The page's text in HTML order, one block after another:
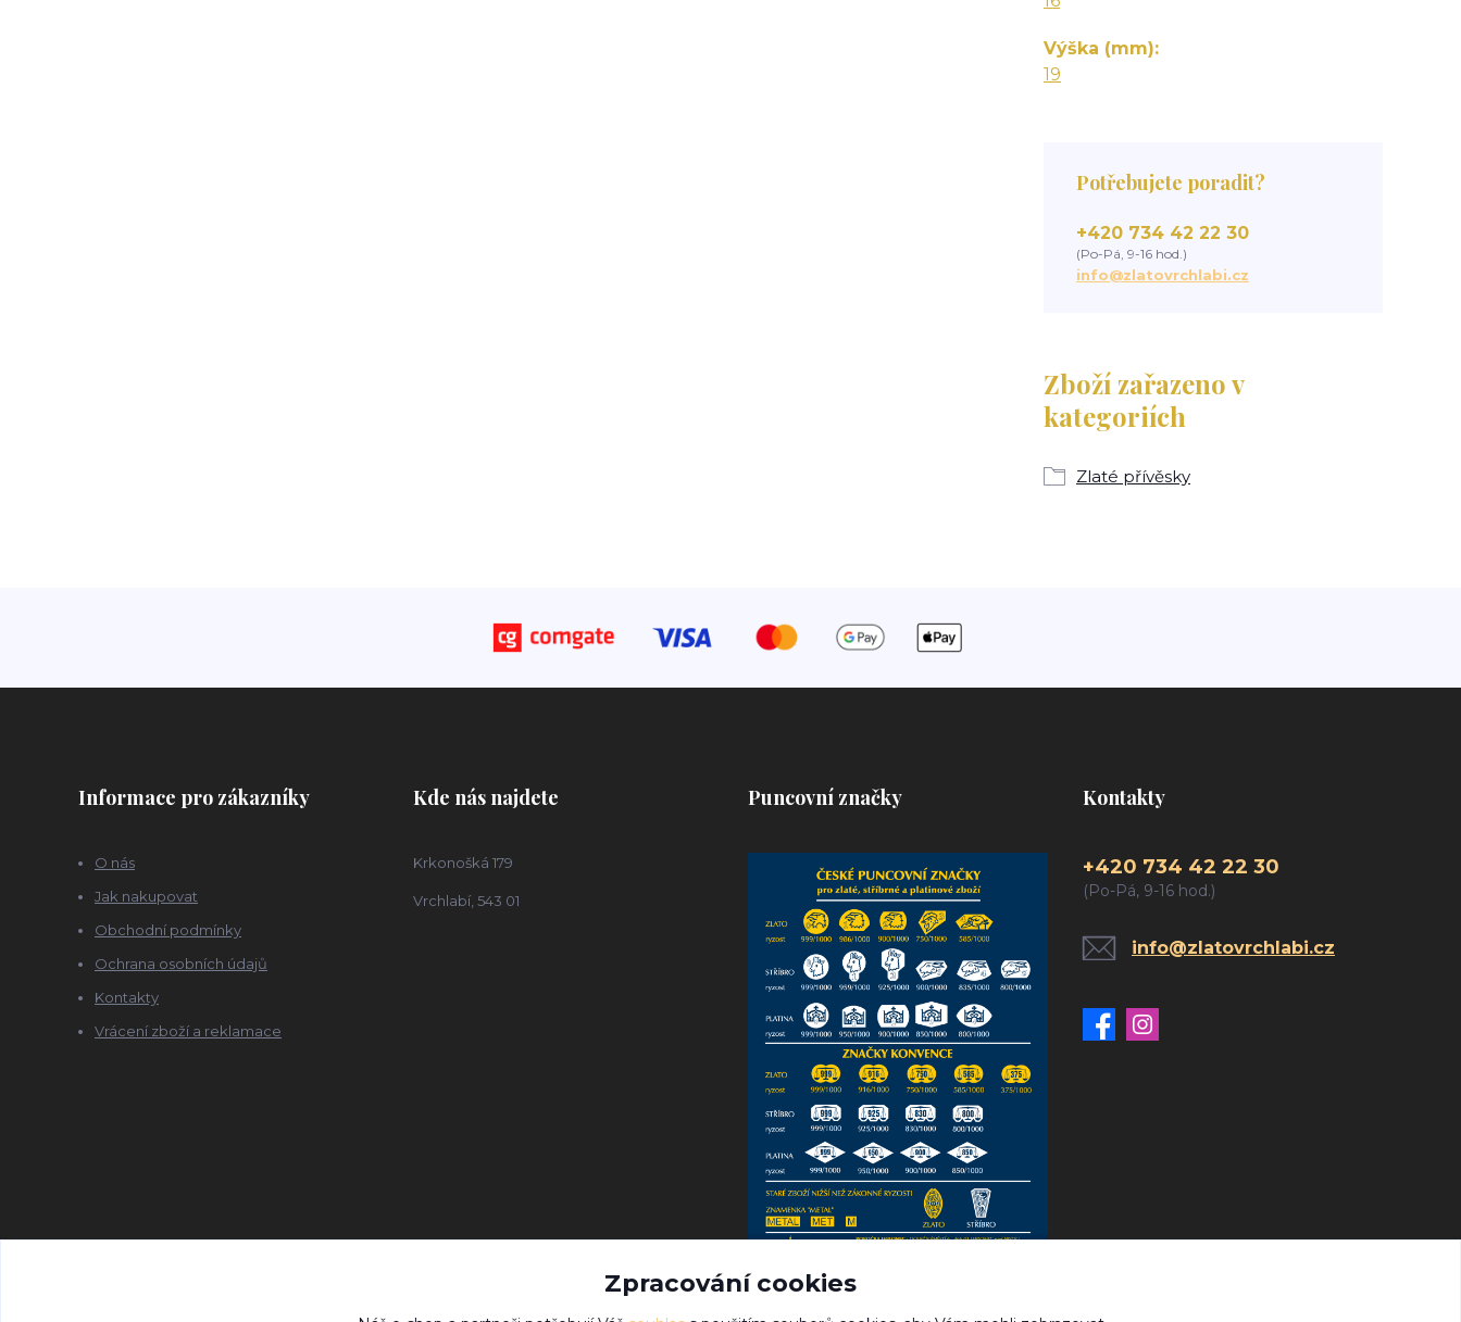
Výška (mm)
19
Zboží zařazeno v
kategoriích
Zlaté přívěsky
Potřebujete poradit?
+420 734 42 22 30
(Po-Pá, 9-16 hod.)
info@zlatovrchlabi.cz
Informace pro zákazníky
O nás
Jak nakupovat
Obchodní podmínky
Ochrana osobních údajů
Kontakty
Vrácení zboží a reklamace
Kde nás najdete
Krkonošká 179
Vrchlabí, 543 01
Puncovní značky Kontakty
+420 734 42 22 30
(Po-Pá, 9-16 hod.)
info@zlatovrchlabi.cz
Zpracování cookies